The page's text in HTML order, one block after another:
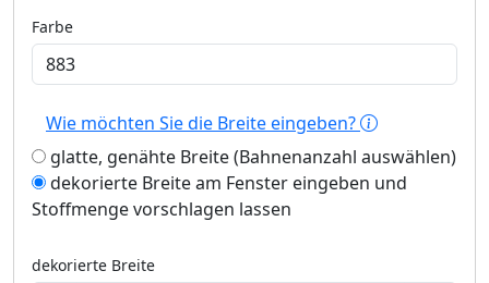
Farbe
Wie möchten Sie die Breite eingeben?
glatte, genähte Breite (Bahnenanzahl auswählen)
dekorierte Breite am Fenster eingeben und
Stoffmenge vorschlagen lassen
dekorierte Breite